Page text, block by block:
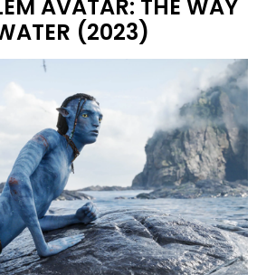
AVATAR: THE WAY
(2023)